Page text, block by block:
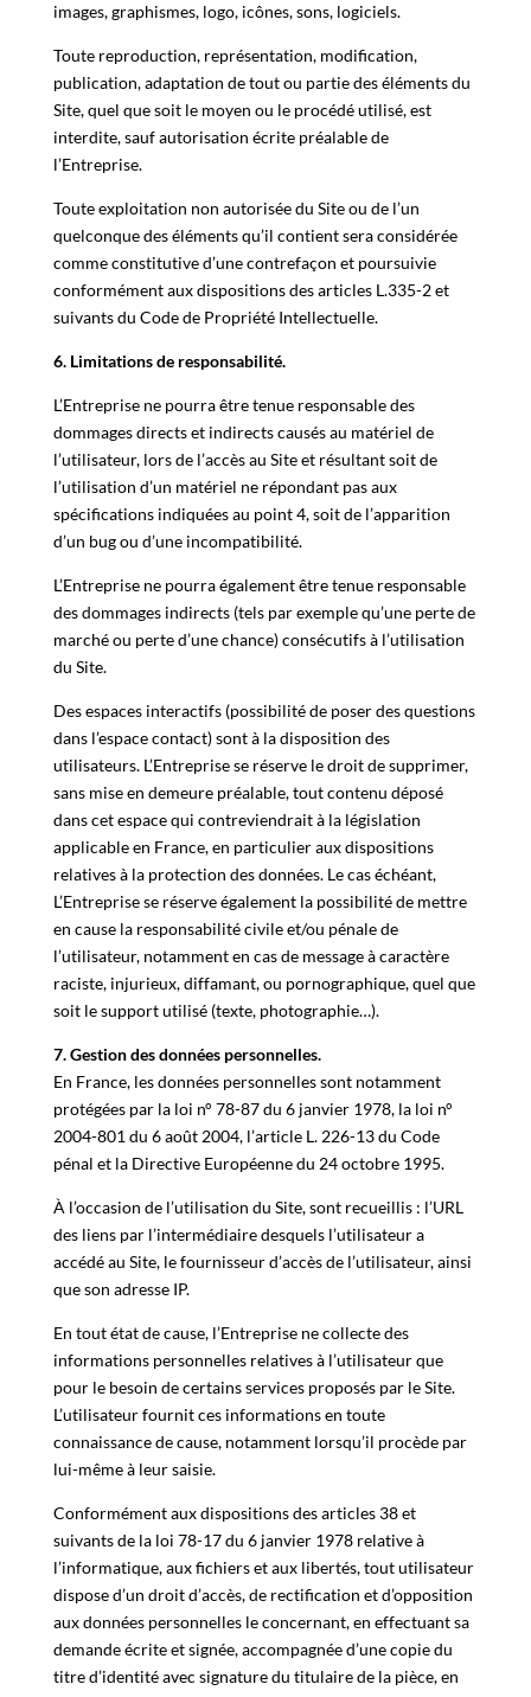
images, graphismes, logo, icônes, sons, logiciels.
Toute reproduction, représentation, modification,
publication, adaptation de tout ou partie des éléments du
Site, quel que soit le moyen ou le procédé utilisé, est
interdite, sauf autorisation écrite préalable de
l’Entreprise.
Toute exploitation non autorisée du Site ou de l’un
quelconque des éléments qu’il contient sera considérée
comme constitutive d’une contrefaçon et poursuivie
conformément aux dispositions des articles L.335-2 et
suivants du Code de Propriété Intellectuelle.
6. Limitations de responsabilité.
L’Entreprise ne pourra être tenue responsable des
dommages directs et indirects causés au matériel de
l’utilisateur, lors de l’accès au Site et résultant soit de
l’utilisation d’un matériel ne répondant pas aux
spécifications indiquées au point 4, soit de l’apparition
d’un bug ou d’une incompatibilité.
L’Entreprise ne pourra également être tenue responsable
des dommages indirects (tels par exemple qu’une perte de
marché ou perte d’une chance) consécutifs à l’utilisation
du Site.
Des espaces interactifs (possibilité de poser des questions
dans l’espace contact) sont à la disposition des
utilisateurs. L’Entreprise se réserve le droit de supprimer,
sans mise en demeure préalable, tout contenu déposé
dans cet espace qui contreviendrait à la législation
applicable en France, en particulier aux dispositions
relatives à la protection des données. Le cas échéant,
L’Entreprise se réserve également la possibilité de mettre
en cause la responsabilité civile et/ou pénale de
l’utilisateur, notamment en cas de message à caractère
raciste, injurieux, diffamant, ou pornographique, quel que
soit le support utilisé (texte, photographie…).
7. Gestion des données personnelles.
En France, les données personnelles sont notamment
protégées par la loi n° 78-87 du 6 janvier 1978, la loi n°
2004-801 du 6 août 2004, l’article L. 226-13 du Code
pénal et la Directive Européenne du 24 octobre 1995.
À l’occasion de l’utilisation du Site, sont recueillis : l’URL
des liens par l’intermédiaire desquels l’utilisateur a
accédé au Site, le fournisseur d’accès de l’utilisateur, ainsi
que son adresse IP.
En tout état de cause, l’Entreprise ne collecte des
informations personnelles relatives à l’utilisateur que
pour le besoin de certains services proposés par le Site.
L’utilisateur fournit ces informations en toute
connaissance de cause, notamment lorsqu’il procède par
lui-même à leur saisie.
Conformément aux dispositions des articles 38 et
suivants de la loi 78-17 du 6 janvier 1978 relative à
l’informatique, aux fichiers et aux libertés, tout utilisateur
dispose d’un droit d’accès, de rectification et d’opposition
aux données personnelles le concernant, en effectuant sa
demande écrite et signée, accompagnée d’une copie du
titre d’identité avec signature du titulaire de la pièce, en